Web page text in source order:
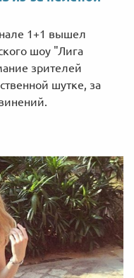
1+1 вышел
шоу "Лига
зрителей
шутке, за